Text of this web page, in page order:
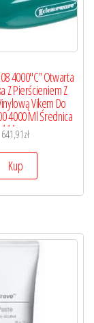
4000″C” Otwarta
Z Pierścieniem Z
Vikem Do
4000 Ml Średnica
114mm
641,91zł
Kup